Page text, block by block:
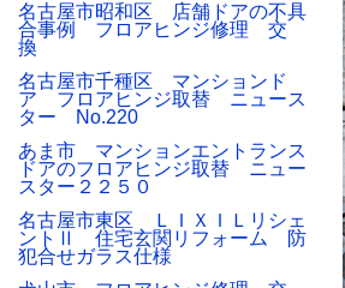
名古屋市昭和区 店舗ドアの不具
合事例 フロアヒンジ修理 交
換
名古屋市千種区 マンションド
ア フロアヒンジ取替 ニュース
ター No.220
あま市 マンションエントランス
ドアのフロアヒンジ取替 ニュー
スター２２５０
名古屋市東区 ＬＩＸＩＬリシェ
ントⅡ 住宅玄関リフォーム 防
犯合せガラス仕様